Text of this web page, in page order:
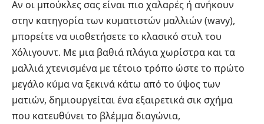
Αν οι μπούκλες σας είναι πιο χαλαρές ή ανήκουν
στην κατηγορία των κυματιστών μαλλιών (wavy),
μπορείτε να υιοθετήσετε το κλασικό στυλ του
Χόλιγουντ. Με μια βαθιά πλάγια χωρίστρα και τα
μαλλιά χτενισμένα με τέτοιο τρόπο ώστε το πρώτο
μεγάλο κύμα να ξεκινά κάτω από το ύψος των
ματιών, δημιουργείται ένα εξαιρετικά σικ σχήμα
που κατευθύνει το βλέμμα διαγώνια,